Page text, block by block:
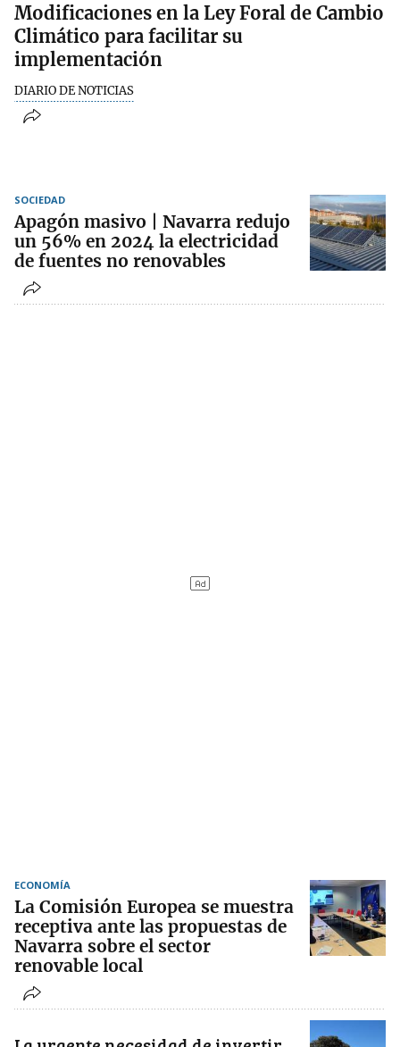
Modificaciones en la Ley Foral de Cambio
Climático para facilitar su
implementación
DIARIO DE NOTICIAS
SOCIEDAD
Apagón masivo | Navarra redujo
un 56% en 2024 la electricidad
de fuentes no renovables
ECONOMÍA
La Comisión Europea se muestra
receptiva ante las propuestas de
Navarra sobre el sector
renovable local